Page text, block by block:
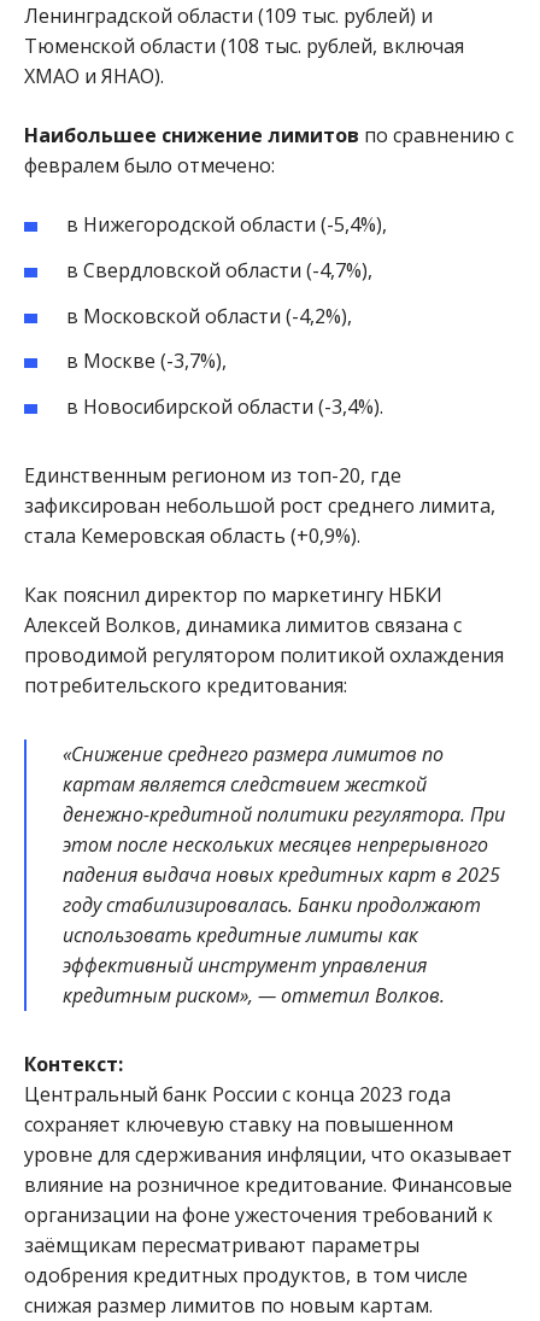
Ленинградской области (109 тыс. рублей) и
Тюменской области (108 тыс. рублей, включая
ХМАО и ЯНАО).
Наибольшее снижение лимитов по сравнению с
февралем было отмечено:
в Нижегородской области (-5,4%),
в Свердловской области (-4,7%),
в Московской области (-4,2%),
в Москве (-3,7%),
в Новосибирской области (-3,4%).
Единственным регионом из топ-20, где
зафиксирован небольшой рост среднего лимита,
стала Кемеровская область (+0,9%).
Как пояснил директор по маркетингу НБКИ
Алексей Волков, динамика лимитов связана с
проводимой регулятором политикой охлаждения
потребительского кредитования:
«Снижение среднего размера лимитов по
картам является следствием жесткой
денежно-кредитной политики регулятора. При
этом после нескольких месяцев непрерывного
падения выдача новых кредитных карт в 2025
году стабилизировалась. Банки продолжают
использовать кредитные лимиты как
эффективный инструмент управления
кредитным риском», — отметил Волков.
Контекст:
Центральный банк России с конца 2023 года
сохраняет ключевую ставку на повышенном
уровне для сдерживания инфляции, что оказывает
влияние на розничное кредитование. Финансовые
организации на фоне ужесточения требований к
заёмщикам пересматривают параметры
одобрения кредитных продуктов, в том числе
снижая размер лимитов по новым картам.